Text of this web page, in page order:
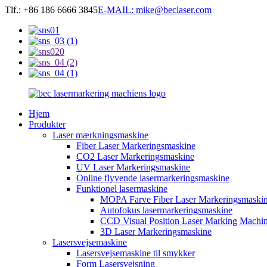
Tlf.: +86 186 6666 3845E-MAIL: mike@beclaser.com
Hjem
Produkter
Laser mærkningsmaskine
Fiber Laser Markeringsmaskine
CO2 Laser Markeringsmaskine
UV Laser Markeringsmaskine
Online flyvende lasermarkeringsmaskine
Funktionel lasermaskine
MOPA Farve Fiber Laser
Autofokus lasermarkeringsmaskine
CCD Visual Position Laser Marking
3D Laser Markeringsmaskine
Lasersvejsemaskine
Lasersvejsemaskine til smykker
Form Lasersvejsning